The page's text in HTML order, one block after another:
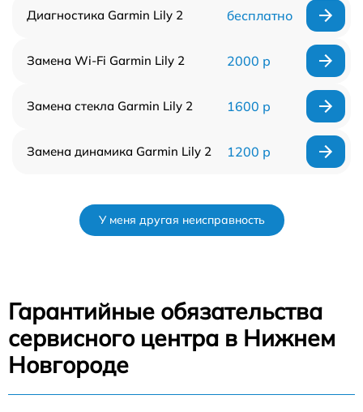
Диагностика Garmin Lily 2 бесплатно
Замена Wi-Fi Garmin Lily 2 2000 р
Замена стекла Garmin Lily 2 1600 р
Замена динамика Garmin Lily 2 1200 р
У меня другая неисправность
Гарантийные обязательства
сервисного центра в Нижнем
Новгороде